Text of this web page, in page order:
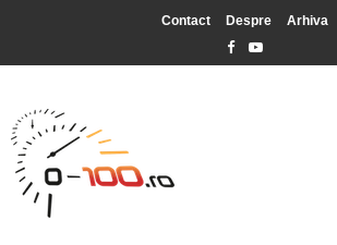
Contact Despre Arhiva